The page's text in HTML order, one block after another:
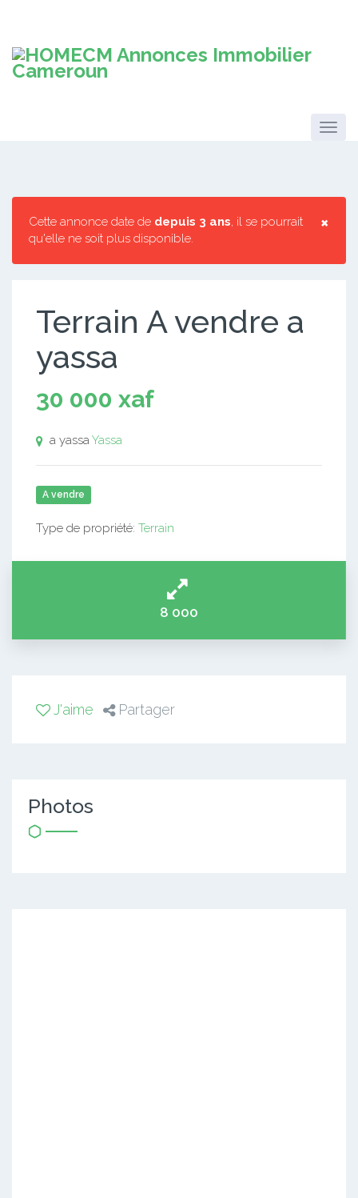
×
Cette annonce date de depuis 3 ans, il se pourrait
qu'elle ne soit plus disponible.
Terrain A vendre a
yassa
30 000 xaf
a yassaYassa
A vendre
Type de propriété: Terrain
8 000
J'aime Partager
Photos